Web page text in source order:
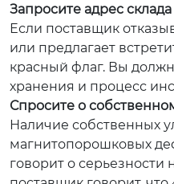
Запросите адрес
Если поставщик
или предлагает
красный флаг. Вы
хранения и процесс
Спросите о
Наличие собственных
магнитопорошковых
говорит о серьезности